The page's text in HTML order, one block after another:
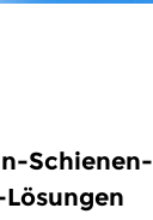
Schienen-